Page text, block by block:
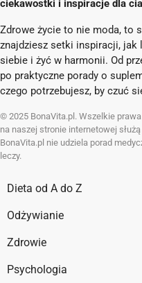
ciekawostki i inspiracje dla
Zdrowe życie to nie moda, to
znajdziesz setki inspiracji, jak
siebie i żyć w harmonii. Od
po praktyczne porady o
czego potrzebujesz, by czuć
© 2025 BonaVita.pl. Wszelkie
na naszej stronie internetowej
BonaVita.pl nie udziela porad
leczy.
Dieta od A do Z
Odżywianie
Zdrowie
Psychologia